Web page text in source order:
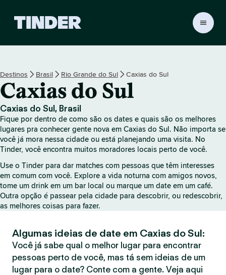
a
n
c
i
a
l
o
T
i
n
r
Destinos Brasil Rio Grande do Sul Caxias do Sul
Caxias do Sul
Caxias do Sul, Brasil
Fique por dentro de como são os dates e quais são os melhores
lugares pra conhecer gente nova em Caxias do Sul. Não importa se
você já mora nessa cidade ou está planejando uma visita. No
Tinder, você encontra muitos moradores locais perto de você.
Use o Tinder para dar matches com pessoas que têm interesses
em comum com você. Explore a vida noturna com amigos novos,
tome um drink em um bar local ou marque um date em um café.
Outra opção é passear pela cidade para descobrir, ou redescobrir,
as melhores coisas para fazer.
Algumas ideias de date em Caxias do Sul:
Você já sabe qual o melhor lugar para encontrar
pessoas perto de você, mas tá sem ideias de um
lugar para o date? Conte com a gente. Veja aqui